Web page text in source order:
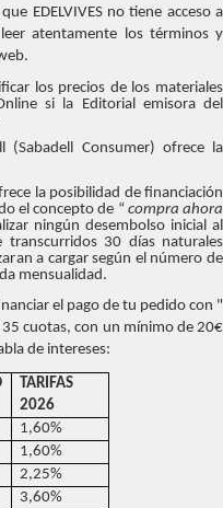
EDELVIVES no tiene acceso a
atentamente los términos y
los precios de los materiales
si la Editorial emisora del
(Sabadell Consumer) ofrece la
la posibilidad de financiación
el concepto de “ compra ahora
ningún desembolso inicial al
transcurridos 30 días naturales
a cargar según el número de
mensualidad.
el pago de tu pedido con "
35 cuotas, con un mínimo de 20€
de intereses:
TARIFAS
2026
1,60%
1,60%
2,25%
3,60%